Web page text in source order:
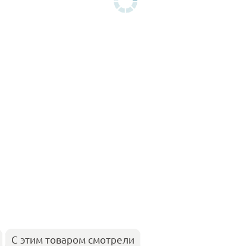
С этим товаром смотрели